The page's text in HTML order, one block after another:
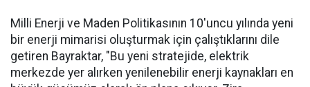
Milli Enerji ve Maden Politikasının 10'uncu yılında yeni
bir enerji mimarisi oluşturmak için çalıştıklarını dile
getiren Bayraktar, "Bu yeni stratejide, elektrik
merkezde yer alırken yenilenebilir enerji kaynakları en